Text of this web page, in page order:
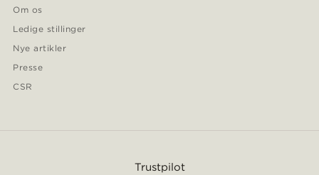
Om os
Ledige stillinger
Nye artikler
Presse
CSR
Trustpilot